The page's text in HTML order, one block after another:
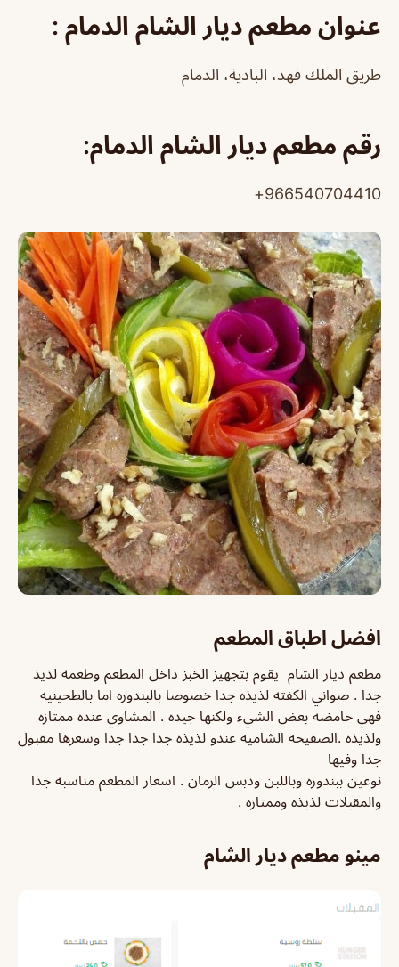
عنوان مطعم ديار الشام الدمام :
طريق الملك فهد، البادية، الدمام
رقم مطعم ديار الشام الدمام:
966540704410+
افضل اطباق المطعم
مطعم ديار الشام يقوم بتجهيز الخبز داخل المطعم وطعمه لذيذ
جدا . صواني الكفته لذيذه جدا خصوصا بالبندوره اما بالطحينيه
فهي حامضه بعض الشيء ولكنها جيده . المشاوي عنده ممتازه
ولذيذه .الصفيحه الشاميه عندو لذيذه جدا جدا جدا وسعرها مقبول
جدا وفيها
نوعين ببندوره وباللبن ودبس الرمان . اسعار المطعم مناسبه جدا
والمقبلات لذيذه وممتازه .
مينو مطعم ديار الشام